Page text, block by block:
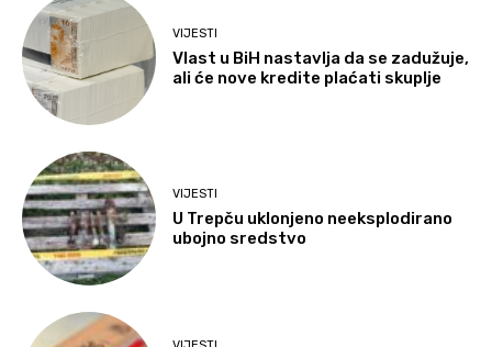
VIJESTI
Vlast u BiH nastavlja da se zadužuje,
ali će nove kredite plaćati skuplje
VIJESTI
U Trepču uklonjeno neeksplodirano
ubojno sredstvo